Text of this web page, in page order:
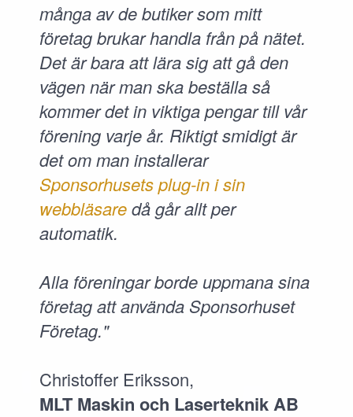
många av de butiker som mitt
företag brukar handla från på nätet.
Det är bara att lära sig att gå den
vägen när man ska beställa så
kommer det in viktiga pengar till vår
förening varje år. Riktigt smidigt är
det om man installerar
Sponsorhusets plug-in i sin
webbläsaredå går allt per
automatik.
Alla föreningar borde uppmana sina
företag att använda Sponsorhuset
Företag."
Christoffer Eriksson,
MLT Maskin och Laserteknik AB